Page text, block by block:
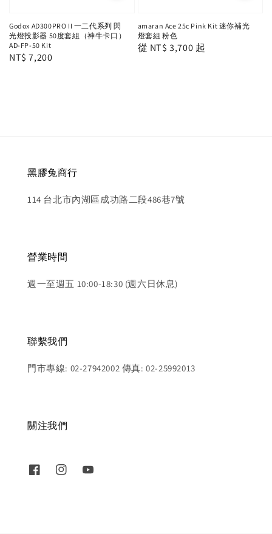
Godox AD300PRO II 一二代系列 閃
光燈投影器 50度套組（神牛卡口）
AD-FP-50 Kit
Regular
NT$ 7,200
amaran Ace 25c Pink Kit 迷你補光
燈套組 粉色
Regular
從 NT$ 3,700 起
黑膠兔商行
114 台北市內湖區成功路二段486巷7號
營業時間
週一至週五 10:00-18:30 (週六日休息)
聯繫我們
門市專線: 02-27942002 傳真: 02-25992013
關注我們